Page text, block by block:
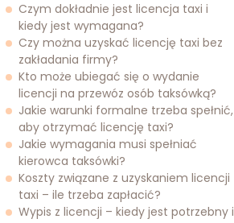
Czym dokładnie jest licencja taxi i
kiedy jest wymagana?
Czy można uzyskać licencję taxi bez
zakładania firmy?
Kto może ubiegać się o wydanie
licencji na przewóz osób taksówką?
Jakie warunki formalne trzeba spełnić,
aby otrzymać licencję taxi?
Jakie wymagania musi spełniać
kierowca taksówki?
Koszty związane z uzyskaniem licencji
taxi – ile trzeba zapłacić?
Wypis z licencji – kiedy jest potrzebny i